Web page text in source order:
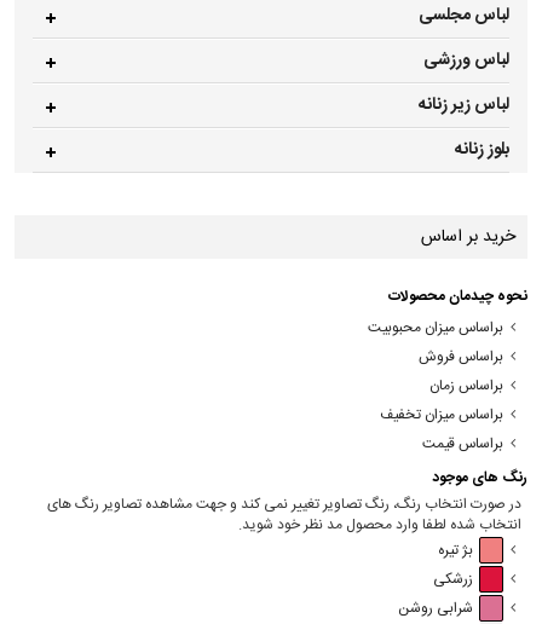
لباس مجلسی
لباس ورزشی
لباس زیر زنانه
بلوز زنانه
خرید بر اساس
نحوه چیدمان محصولات
براساس میزان محبوبیت
براساس فروش
براساس زمان
براساس میزان تخفیف
براساس قیمت
رنگ های موجود
در صورت انتخاب رنگ، رنگ تصاویر تغییر نمی کند و جهت مشاهده تصاویر رنگ های
انتخاب شده لطفا وارد محصول مد نظر خود شوید.
بژ تیره
زرشکی
شرابی روشن